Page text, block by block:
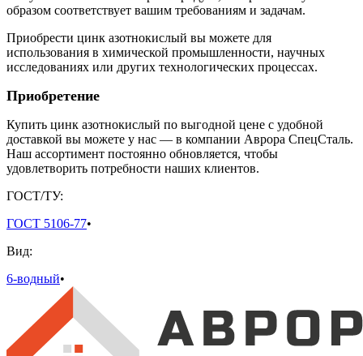
образом соответствует вашим требованиям и задачам.
Приобрести цинк азотнокислый вы можете для
использования в химической промышленности, научных
исследованиях или других технологических процессах.
Приобретение
Купить цинк азотнокислый по выгодной цене с удобной
доставкой вы можете у нас — в компании Аврора СпецСталь.
Наш ассортимент постоянно обновляется, чтобы
удовлетворить потребности наших клиентов.
ГОСТ/ТУ:
ГОСТ 5106-77•
Вид:
6-водный•